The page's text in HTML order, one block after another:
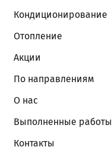
Кондиционирование
Отопление
Акции
По направлениям
О нас
Выполненные работы
Контакты